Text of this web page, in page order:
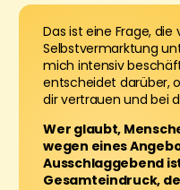
Das ist eine Frage, die
Selbstvermarktung
mich intensiv
entscheidet darüber,
dir vertrauen und bei
Wer glaubt,
wegen eines
Ausschlaggebend
Gesamteindruck,